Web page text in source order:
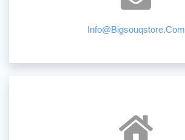
Info@bigsouqstore.com